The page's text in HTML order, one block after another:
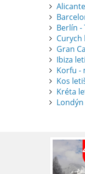
Berlín -
Curych
Gran
Ibiza
Korfu -
Kos
Kréta